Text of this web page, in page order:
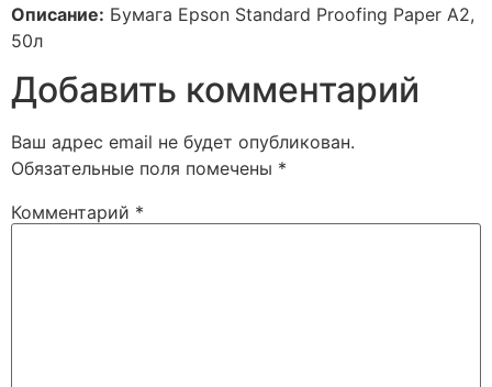
Описание: Бумага Epson Standard Proofing Paper A2,
50л
Добавить комментарий
Ваш адрес email не будет опубликован.
Обязательные поля помечены *
Комментарий *